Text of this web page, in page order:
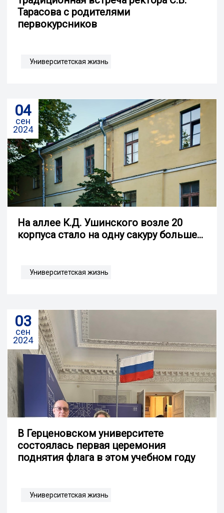
Тарасова с родителями
первокурсников
Университетская жизнь
04
сен
2024
На аллее К.Д. Ушинского возле 20
корпуса стало на одну сакуру больше...
Университетская жизнь
03
сен
2024
В Герценовском университете
состоялась первая церемония
поднятия флага в этом учебном году
Университетская жизнь